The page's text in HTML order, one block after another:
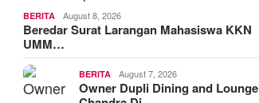
BERITA August 8, 2026
Beredar Surat Larangan Mahasiswa KKN
UMM…
BERITA August 7, 2026
Owner Dupli Dining and Lounge